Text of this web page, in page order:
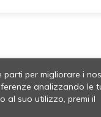
per migliorare i
analizzando le
al suo utilizzo, premi il